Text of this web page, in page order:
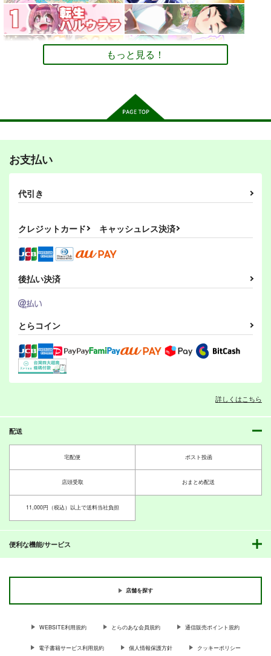
カート カート カート
その後のDB真15巻
専売 1,210円（税込）
孫悟空
孫悟飯
ピッコロ
サンプル
カート
ひらいて
専売 550円（税込）
レコレータ
エル・アレフ
PI-21
専売 330円（税込）
PI-20
ぱるくす
330 （税込）
THE IDOLM@STER MILLION LIVE!
北沢志保
最上静香
田中琴葉
ぱるくす
330 （税込）
北沢志保
最上静香
330円（税込）
七尾百合子×望月杏奈
もっと見る！
お支払い
代引き
クレジットカード キャッシュレス決済
後払い決済
とらコイン
詳しくはこちら
配送
宅配便 ポスト投函
店頭受取 おまとめ配送
11,000円（税込）以上で送料当社負担
便利な機能/サービス
店舗を探す
WEBSITE利用規約 とらのあな会員規約 通信販売ポイント規約
電子書籍サービス利用規約 個人情報保護方針 クッキーポリシー